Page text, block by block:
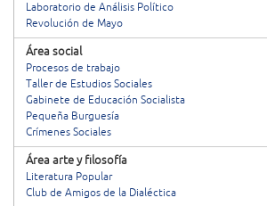
Laboratorio de Análisis Político
Revolución de Mayo
Área social
Procesos de trabajo
Taller de Estudios Sociales
Gabinete de Educación Socialista
Pequeña Burguesía
Crímenes Sociales
Área arte y filosofía
Literatura Popular
Club de Amigos de la Dialéctica